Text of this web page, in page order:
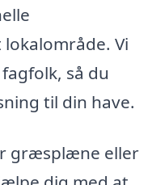
Vi
så du
til din have.
græsplæne eller